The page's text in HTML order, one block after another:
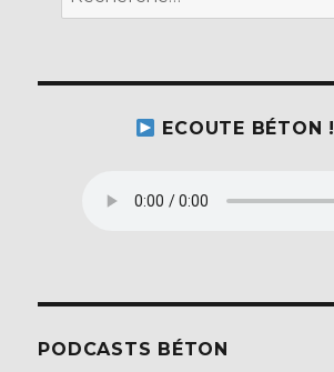
pour :
ECOUTE BÉTON !
PODCASTS BÉTON